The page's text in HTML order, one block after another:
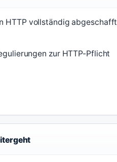
HTTP vollständig abgeschafft
zur HTTP-Pflicht